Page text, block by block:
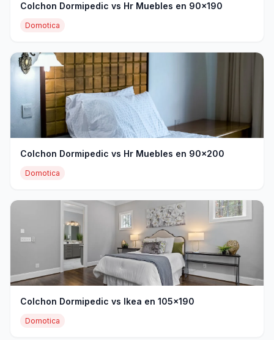
Colchon Dormipedic vs Hr Muebles en 90x190
Domotica
Colchon Dormipedic vs Hr Muebles en 90x200
Domotica
Colchon Dormipedic vs Ikea en 105x190
Domotica